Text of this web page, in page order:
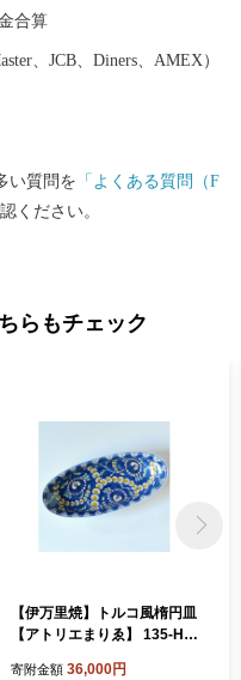
に関する情報提供のため、
の提供手段としては、電子
58-9930 ＦＡＸ：050-3
るさと
プ特例申請受付業務を外部
合算
、JCB、Diners、AMEX）
い質問を 「よくある質問（F
ください。
らもチェック
【伊万里焼】トルコ風楕円皿
【アトリエまりゑ】 135-H9
寄附金額 36,000円